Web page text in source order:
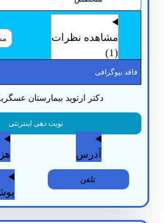
مشاهده نظرات
مشاهده
بیوگرافی
دکتر ارتوپد بیمارستان عسگریه
نوبت دهی اینترنتی
هزینه
پوشش